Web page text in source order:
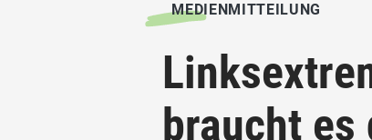
MEDIENMITTEILUNG
braucht